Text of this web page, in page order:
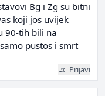
Bg i Zg su bitni
koji jos uvijek
90-tih bili na
pustos i smrt
Prijavi